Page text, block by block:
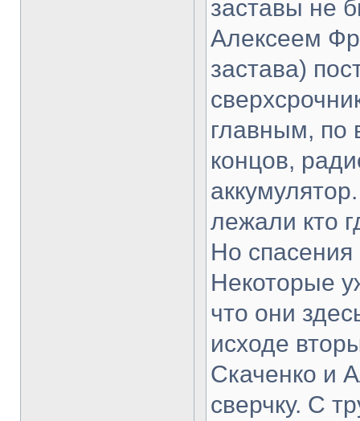
заставы не
Алексеем
застава)
главным, по
концов,
лежали кто
Но
Некоторые
что они
исходе
Скаченко и
сверчку. С